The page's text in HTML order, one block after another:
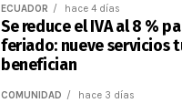
ECUADOR hace 4 días
Se reduce el IVA al 8 %
feriado: nueve servicios
benefician
COMUNIDAD hace 3 días